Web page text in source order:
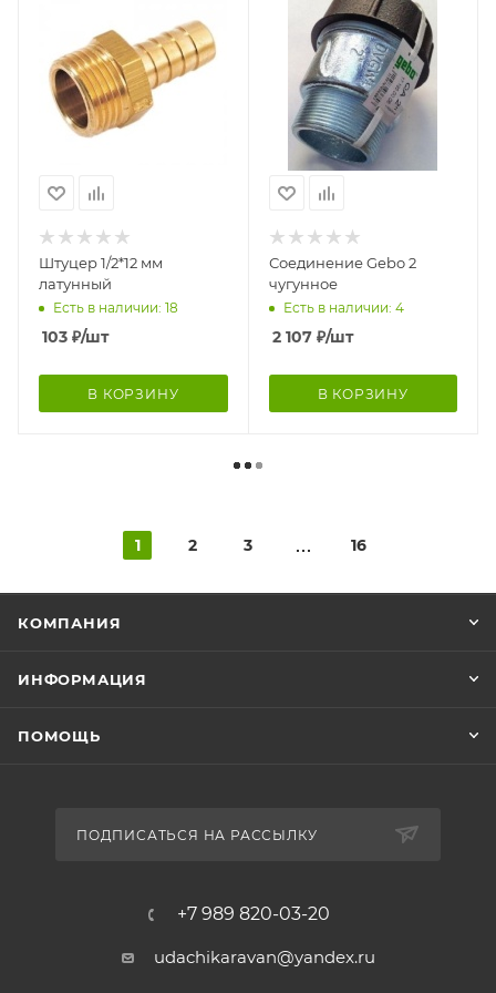
Штуцер 1/2*12 мм
латунный
Есть в наличии: 18
103 ₽/шт
В КОРЗИНУ
Соединение Gebo 2
чугунное
Есть в наличии: 4
2 107₽/шт
В КОРЗИНУ
1 2 3 16
КОМПАНИЯ
ИНФОРМАЦИЯ
ПОМОЩЬ
ПОДПИСАТЬСЯ НА РАССЫЛКУ
+7 989 820-03-20
udachikaravan@yandex.ru